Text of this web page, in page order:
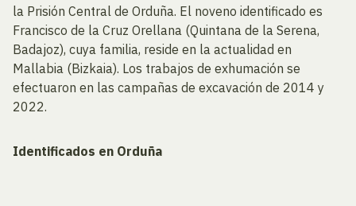
la Prisión Central de Orduña. El noveno identificado es
Francisco de la Cruz Orellana (Quintana de la Serena,
Badajoz), cuya familia, reside en la actualidad en
Mallabia (Bizkaia). Los trabajos de exhumación se
efectuaron en las campañas de excavación de 2014 y
2022.
Identificados en Orduña